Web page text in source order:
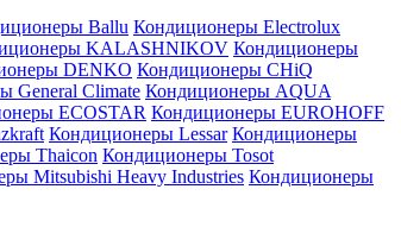
Ballu Кондиционеры Electrolux
KALASHNIKOV Кондиционеры
DENKO Кондиционеры CHiQ
General Climate Кондиционеры AQUA
ECOSTAR Кондиционеры EUROHOFF
Кондиционеры Lessar Кондиционеры
Thaicon Кондиционеры Tosot
Mitsubishi Heavy Industries Кондиционеры